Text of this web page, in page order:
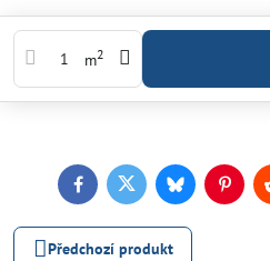
m2
FacebookTwitterBluesky
Předchozí produkt